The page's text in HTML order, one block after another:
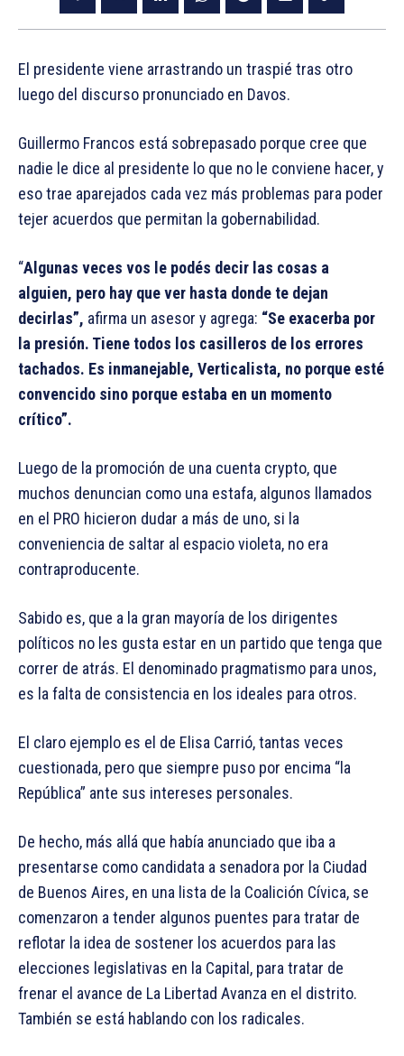
El presidente viene arrastrando un traspié tras otro
luego del discurso pronunciado en Davos.
Guillermo Francos está sobrepasado porque cree que
nadie le dice al presidente lo que no le conviene hacer, y
eso trae aparejados cada vez más problemas para poder
tejer acuerdos que permitan la gobernabilidad.
“Algunas veces vos le podés decir las cosas a
alguien, pero hay que ver hasta donde te dejan
decirlas”, afirma un asesor y agrega: “Se exacerba por
la presión. Tienetodos los casilleros de los errores
tachados. Es inmanejable, Verticalista, no porque esté
convencido sino porque estaba en un momento
crítico”.
Luego de la promoción de una cuenta crypto, que
muchos denuncian como una estafa, algunos llamados
en el PRO hicieron dudar a más de uno, si la
conveniencia de saltar al espacio violeta, no era
contraproducente.
Sabido es, que a la gran mayoría de los dirigentes
políticos no les gusta estar en un partido que tenga que
correr de atrás. El denominado pragmatismo para unos,
es la falta de consistencia en los ideales para otros.
El claro ejemplo es el de Elisa Carrió, tantas veces
cuestionada, pero que siempre puso por encima “la
República” ante sus intereses personales.
De hecho, más allá que había anunciado que iba a
presentarse como candidata a senadora por la Ciudad
de Buenos Aires, en una lista de la Coalición Cívica, se
comenzaron a tender algunos puentes para tratar de
reflotar la idea de sostener los acuerdos para las
elecciones legislativas en la Capital, para tratar de
frenar el avance de La Libertad Avanza en el distrito.
También se está hablando con los radicales.